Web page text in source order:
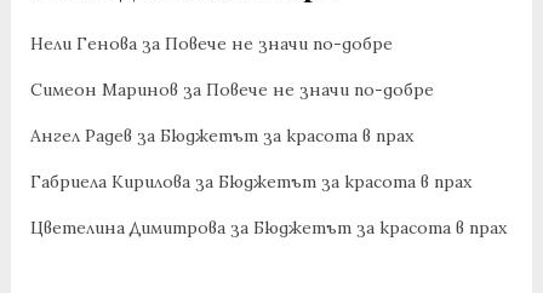
Нели Генова за Повече не значи по-добре
Симеон Маринов за Повече не значи по-добре
Ангел Радев за Бюджетът за красота в прах
Габриела Кирилова за Бюджетът за красота в прах
Цветелина Димитрова за Бюджетът за красота в прах